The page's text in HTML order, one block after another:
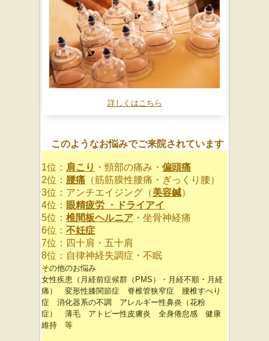
詳しくはこちら
このようなお悩みでご来院されています
1位： 肩こり ・頸部の痛み・ 偏頭痛
2位： 腰痛 （筋筋膜性腰痛・ぎっくり腰）
3位：アンチエイジング（美容鍼）
4位： 眼精疲労 ・ドライアイ
5位： 椎間板ヘルニア ・坐骨神経痛
6位： 不妊症
7位：四十肩・五十肩
8位：自律神経失調症・不眠
その他のお悩み
女性疾患（月経前症候群（PMS）・月経不順・月経
痛） 変形性膝関節症 脊椎管狭窄症 腰椎すべり
症 消化器系の不調 アレルギー性鼻炎（花粉
症） 薄毛 アトピー性皮膚炎 全身倦怠感 健康
維持 等